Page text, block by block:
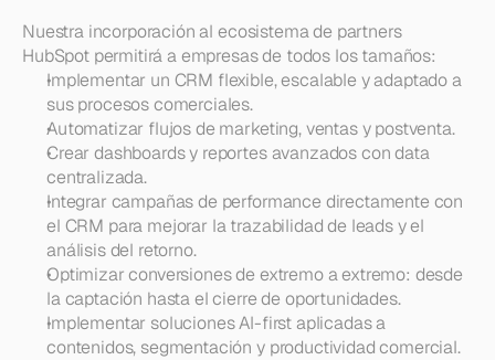
Nuestra incorporación al ecosistema de partners
HubSpot permitirá a empresas de todos los tamaños:
Implementar un CRM flexible, escalable y adaptado a
sus procesos comerciales.
Automatizar flujos de marketing, ventas y postventa.
Crear dashboards y reportes avanzados con data
centralizada.
Integrar campañas de performance directamente con
el CRM para mejorar la trazabilidad de leads y el
análisis del retorno.
Optimizar conversiones de extremo a extremo: desde
la captación hasta el cierre de oportunidades.
Implementar soluciones AI-first aplicadas a
contenidos, segmentación y productividad comercial.